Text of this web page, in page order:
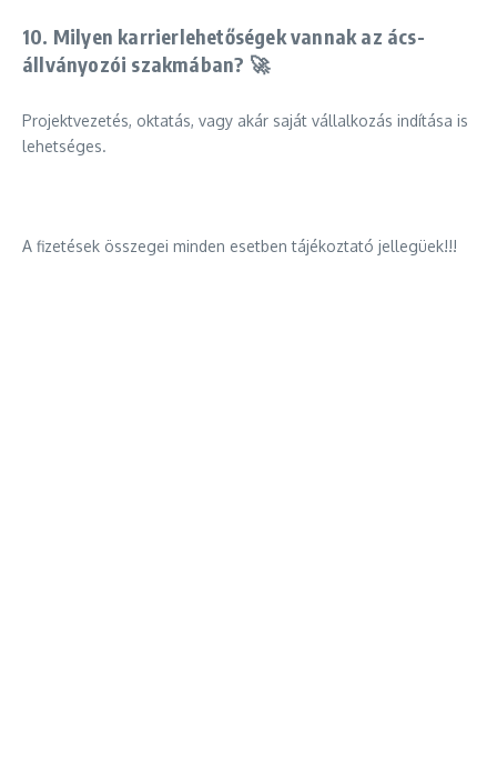
10. Milyen karrierlehetőségek vannak az ács-
állványozói szakmában? 🚀
Projektvezetés, oktatás, vagy akár saját vállalkozás indítása is
lehetséges.
A fizetések összegei minden esetben tájékoztató jellegüek!!!